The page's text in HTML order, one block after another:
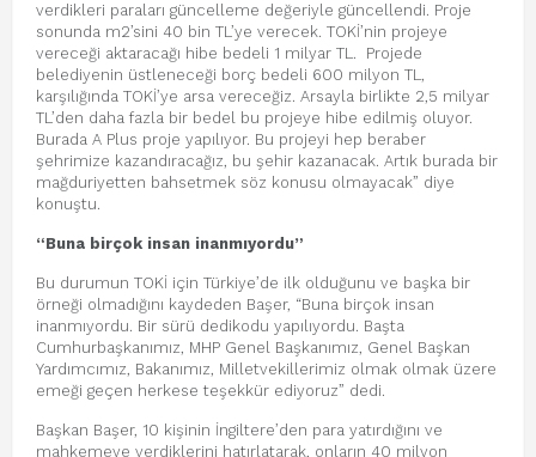
verdikleri paraları güncelleme değeriyle güncellendi. Proje
sonunda m2’sini 40 bin TL’ye verecek. TOKİ’nin projeye
vereceği aktaracağı hibe bedeli 1 milyar TL. Projede
belediyenin üstleneceği borç bedeli 600 milyon TL,
karşılığında TOKİ’ye arsa vereceğiz. Arsayla birlikte 2,5 milyar
TL’den daha fazla bir bedel bu projeye hibe edilmiş oluyor.
Burada A Plus proje yapılıyor. Bu projeyi hep beraber
şehrimize kazandıracağız, bu şehir kazanacak. Artık burada bir
mağduriyetten bahsetmek söz konusu olmayacak” diye
konuştu.
“Buna birçok insan inanmıyordu”
Bu durumun TOKİ için Türkiye’de ilk olduğunu ve başka bir
örneği olmadığını kaydeden Başer, “Buna birçok insan
inanmıyordu. Bir sürü dedikodu yapılıyordu. Başta
Cumhurbaşkanımız, MHP Genel Başkanımız, Genel Başkan
Yardımcımız, Bakanımız, Milletvekillerimiz olmak olmak üzere
emeği geçen herkese teşekkür ediyoruz” dedi.
Başkan Başer, 10 kişinin İngiltere’den para yatırdığını ve
mahkemeye verdiklerini hatırlatarak, onların 40 milyon